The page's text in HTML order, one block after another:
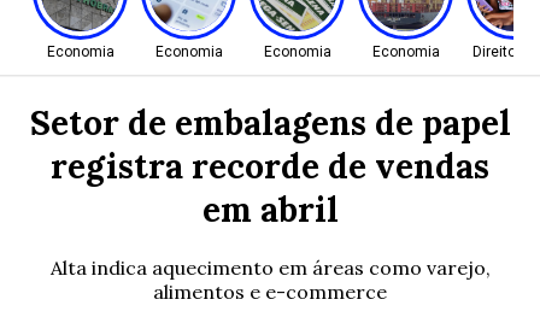
Economia Economia Economia Economia Direitos
Setor de embalagens de papel
registra recorde de vendas
em abril
Alta indica aquecimento em áreas como varejo,
alimentos e e-commerce